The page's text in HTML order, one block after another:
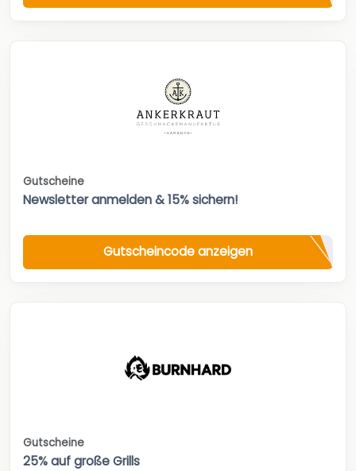
Gutscheine
Newsletter anmelden & 15% sichern!
Gutscheincode anzeigen
Gutscheine
25% auf große Grills